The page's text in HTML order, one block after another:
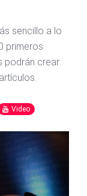
sencillo a lo
primeros
podrán crear
Video